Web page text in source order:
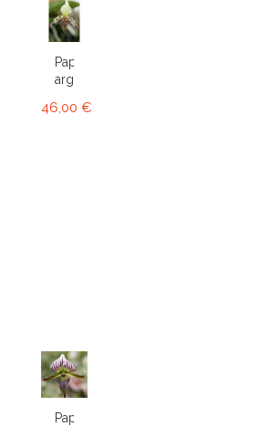
Paphiopedilum
argus
46,00 €
Paphiopedilum